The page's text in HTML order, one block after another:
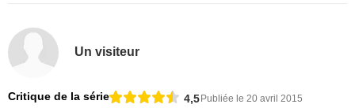
Un visiteur
Critique de la série 4,5Publiée le 20 avril 2015